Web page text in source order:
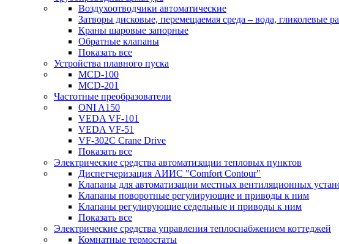
Воздухоотводчики автоматические
Затворы дисковые, перемещаемая среда – вода, гликолевые
Краны шаровые запорные
Обратные клапаны
Показать все
Устройства плавного пуска
MCD-100
MCD-201
Частотные преобразователи
ONI A150
VEDA VF-101
VEDA VF-51
VF-302C Crane Drive
Показать все
Электрические средства автоматизации тепловых пунктов
Диспетчеризация АИИС "Comfort Contour"
Клапаны для автоматизации местных вентиляционных
Клапаны поворотные регулирующие и приводы к ним
Клапаны регулирующие седельные и приводы к ним
Показать все
Электрические средства управления теплоснабжением коттеджей
Комнатные термостаты